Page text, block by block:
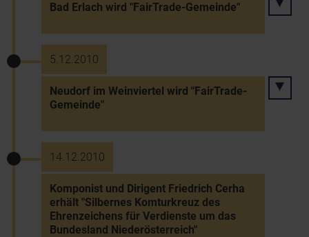
Bad Erlach wird "FairTrade-Gemeinde"
5.12.2010
Neudorf im Weinviertel wird "FairTrade-
Gemeinde"
14.12.2010
Komponist und Dirigent Friedrich Cerha
erhält "Silbernes Komturkreuz des
Ehrenzeichens für Verdienste um das
Bundesland Niederösterreich"